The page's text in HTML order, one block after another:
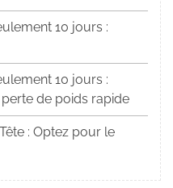
10 jours :
10 jours :
de poids rapide
: Optez pour le